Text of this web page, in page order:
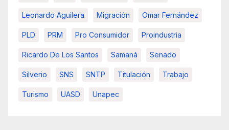
Leonardo Aguilera Migración Omar Fernández
PLD PRM Pro Consumidor Proindustria
Ricardo De Los Santos Samaná Senado
Silverio SNS SNTP Titulación Trabajo
Turismo UASD Unapec